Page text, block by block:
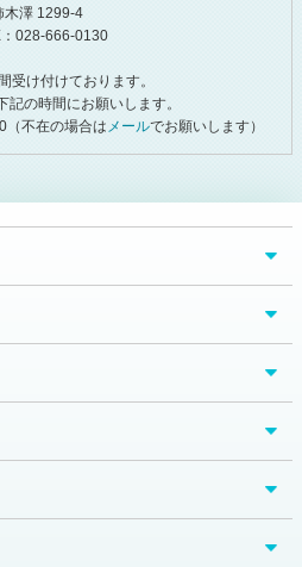
澤 1299-4
028-666-0130
け付けております。
の時間にお願いします。
在の場合はメールでお願いします）